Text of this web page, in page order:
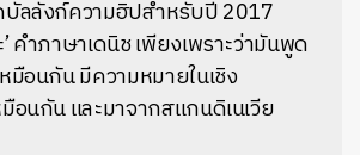
ลลังก์ความฮิปสำหรับปี 2017
คำภาษาเดนิช เพียงเพราะว่ามันพูด
มือนกัน มีความหมายในเชิง
อนกัน และมาจากสแกนดิเนเวีย